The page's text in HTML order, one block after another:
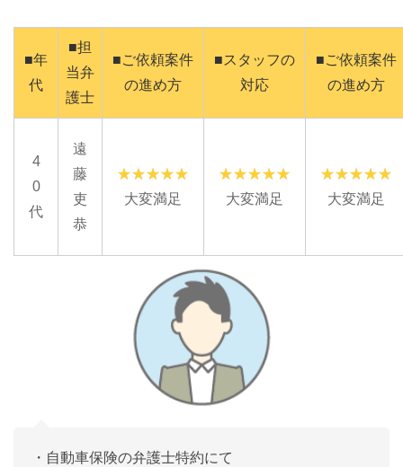
■年
代
■担
当弁
護士
■ご依頼案件
の進め方
■スタッフの
対応
■ご依頼案件
の進め方
4
0
代
遠
藤
吏
恭
大変満足 大変満足 大変満足
・自動車保険の弁護士特約にて